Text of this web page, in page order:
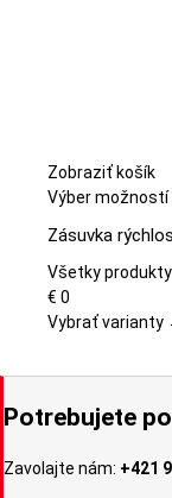
Zobraziť košík
Výber možností
Zásuvka
Všetky
€ 0
Vybrať varianty
Potrebujete
Zavolajte nám: +421